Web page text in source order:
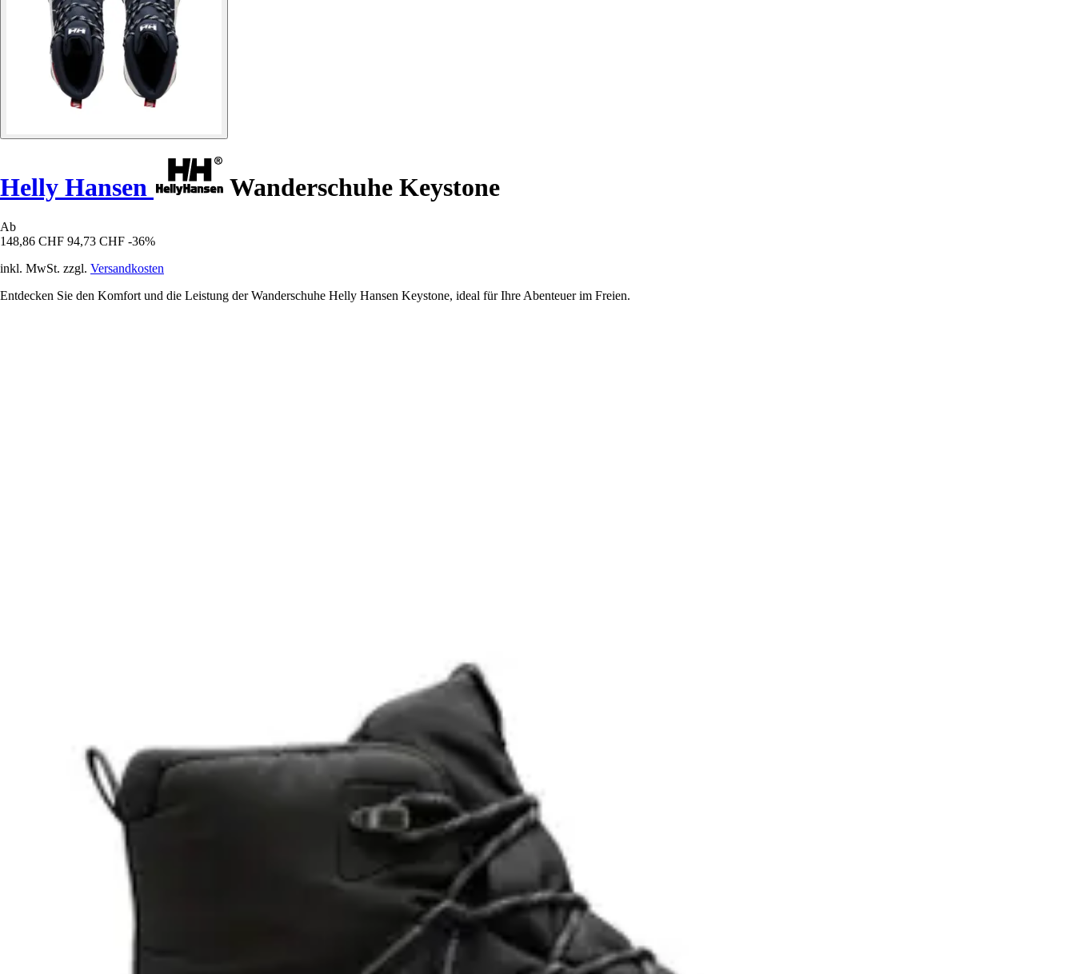
Helly Hansen Wanderschuhe Keystone
Ab
148,86 CHF 94,73 CHF -36%
inkl. MwSt. zzgl. Versandkosten
Entdecken Sie den Komfort und die Leistung der Wanderschuhe Helly Hansen Keystone, ideal für Ihre Abenteuer im Freien.